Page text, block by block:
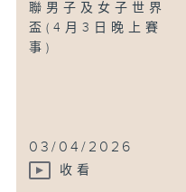
聯男子及女子世界
盃(4月3日晚上賽
事)
03/04/2026
收看